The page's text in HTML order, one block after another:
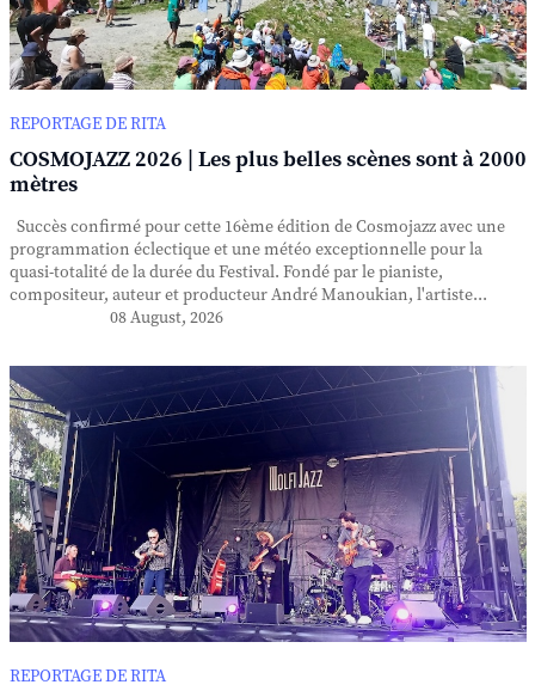
REPORTAGE DE RITA
COSMOJAZZ 2026 | Les plus belles scènes sont à 2000
mètres
Succès confirmé pour cette 16ème édition de Cosmojazz avec une
programmation éclectique et une météo exceptionnelle pour la
quasi-totalité de la durée du Festival. Fondé par le pianiste,
compositeur, auteur et producteur André Manoukian, l'artiste...
08 August, 2026
REPORTAGE DE RITA